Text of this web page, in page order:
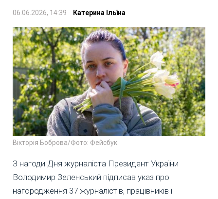
06.06.2026, 14:39 Катерина Ільїна
Вікторія Боброва/Фото: Фейсбук
З нагоди Дня журналіста Президент України
Володимир Зеленський підписав указ про
нагородження 37 журналістів, працівників і